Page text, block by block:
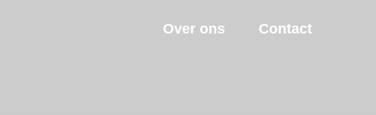
Over ons Contact